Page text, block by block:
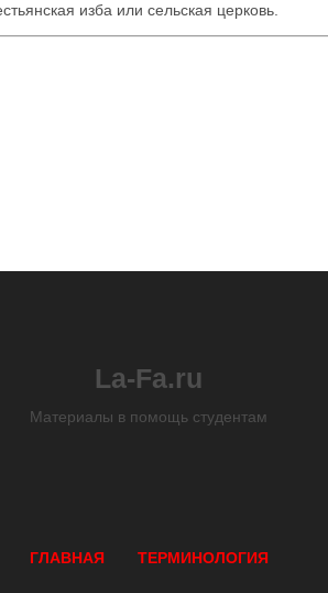
изба или сельская церковь.
La-Fa.ru
Материалы в помощь студентам
ГЛАВНАЯ ТЕРМИНОЛОГИЯ